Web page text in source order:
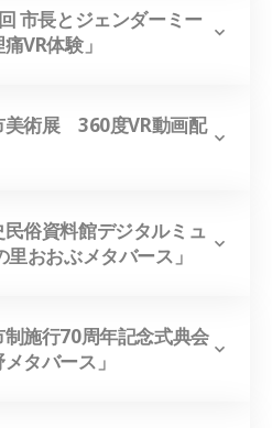
市長とジェンダーミー
VR体験」
美術展 360度VR動画配
俗資料館デジタルミュ
おおぶメタバース」
制施行70周年記念式典会
タバース」